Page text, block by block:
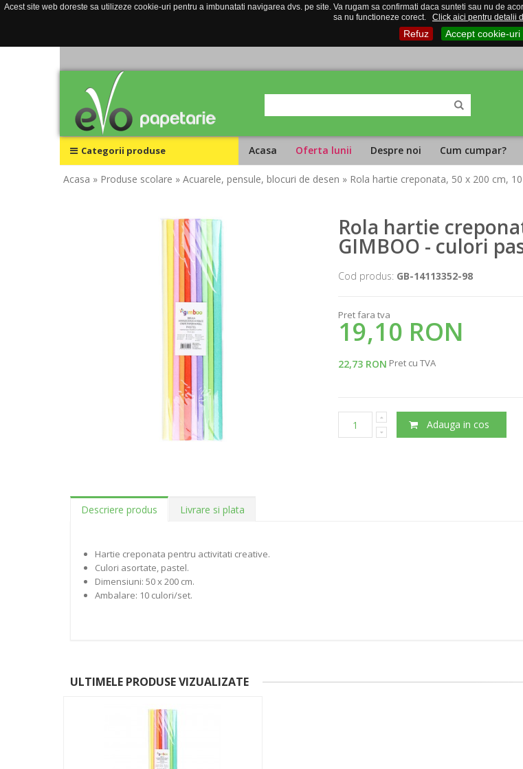
Acest site web doreste sa utilizeze cookie-uri pentru a imbunatati navigarea dvs. pe site. Va rugam sa confirmati daca sunteti sau nu de
sa nu functioneze corect.
Click aici pentru detalii
Refuz Accept cookie-uri
Categorii produse Acasa Oferta lunii Despre noi Cum cumpar?
Acasa » Produse scolare » Acuarele, pensule, blocuri de desen » Rola hartie creponata, 50 x 200 cm,
Rola hartie
GIMBOO - culori
Cod produs: GB-14113352-98
Pret fara tva
19,10 RON
22,73 RON Pret cu TVA
Adauga in cos
Descriere produs Livrare si plata
Hartie creponata pentru activitati creative.
Culori asortate, pastel.
Dimensiuni: 50 x 200 cm.
Ambalare: 10 culori/set.
ULTIMELE PRODUSE VIZUALIZATE